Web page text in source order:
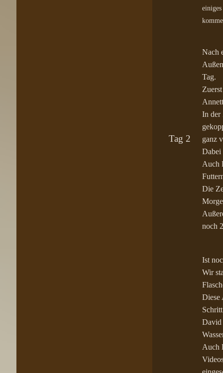
Tag 2
Nach
Tag.
In der
ganz
Dabei
Auch
Die
noch
Ist
Wir
Diese
David
Auch